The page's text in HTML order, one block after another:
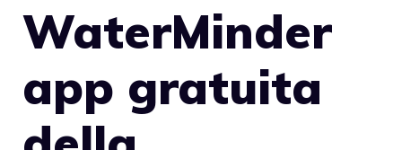
WaterMinder
app gratuita